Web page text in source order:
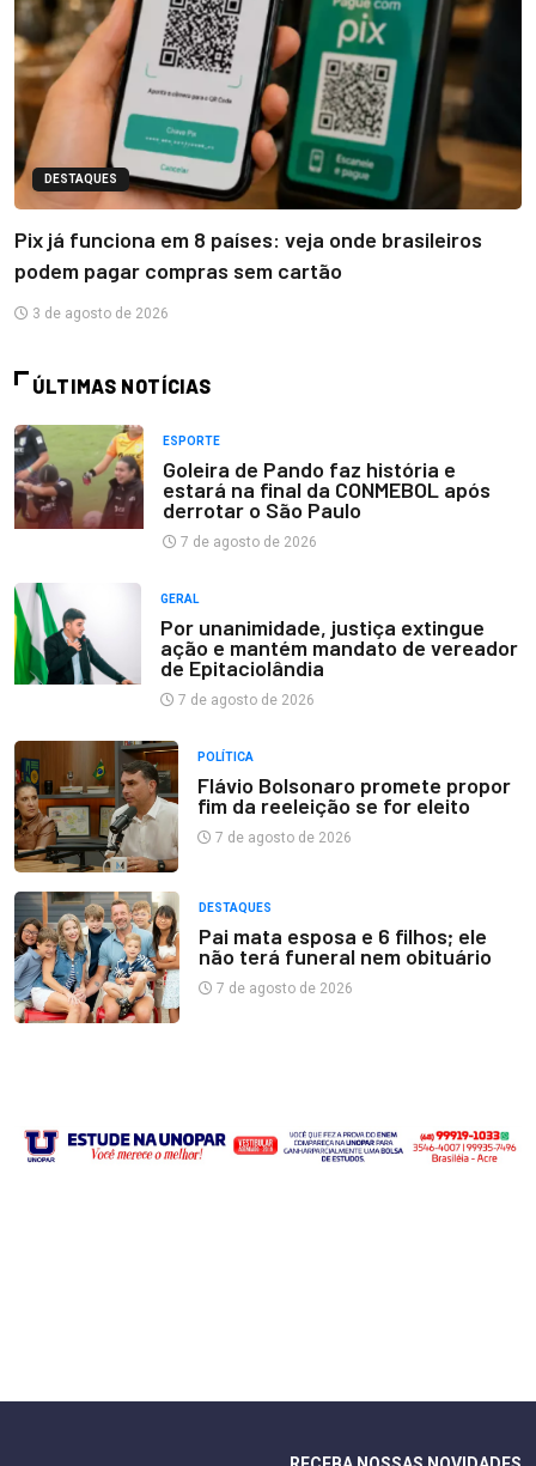
DESTAQUES
Pix já funciona em 8 países: veja onde brasileiros
podem pagar compras sem cartão
3 de agosto de 2026
ÚLTIMAS NOTÍCIAS
ESPORTE
Goleira de Pando faz história e
estará na final da CONMEBOL após
derrotar o São Paulo
7 de agosto de 2026
GERAL
Por unanimidade, justiça extingue
ação e mantém mandato de vereador
de Epitaciolândia
7 de agosto de 2026
POLÍTICA
Flávio Bolsonaro promete propor
fim da reeleição se for eleito
7 de agosto de 2026
DESTAQUES
Pai mata esposa e 6 filhos; ele
não terá funeral nem obituário
7 de agosto de 2026